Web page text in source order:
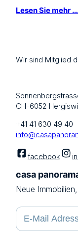
Lesen Sie mehr …
Wir sind Mitglied
CH-6052
+41 41 630 49 40
facebook
casa
Neue